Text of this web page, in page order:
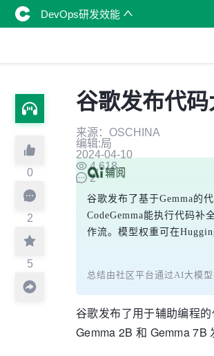
DevOps研发效能
0
2
5
谷歌发布代
来源：OSCHINA
编辑:局
2024-04-10
4,618
2
谷歌发布了基于Gemma的
CodeGemma能执行代码补
作流。模型权重可在
总结由社区平台通过AI大模
谷歌发布了用于辅助编程
Gemma 2B 和 Gemma 7B